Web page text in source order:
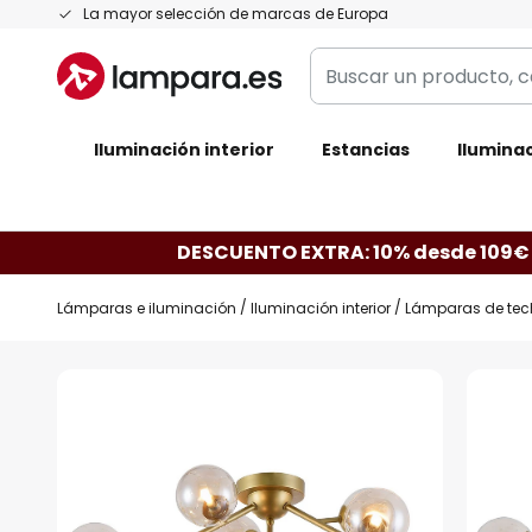
La mayor selección de marcas de Europa
Ir
contenido
Buscar
un
categoría,
Iluminación interior Estancias
DESCUENTO EXTRA: 10% desde
Lámparas e iluminación Iluminación interior Lámparas de